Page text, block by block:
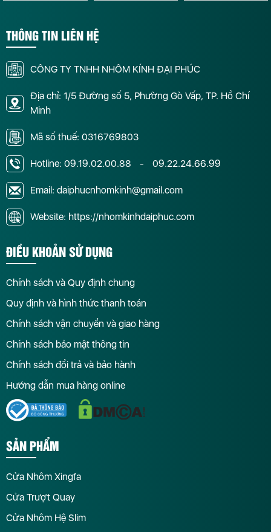
THÔNG TIN LIÊN HỆ
CÔNG TY TNHH NHÔM KÍNH ĐẠI PHÚC
Địa chỉ: 1/5 Đường số 5, Phường Gò Vấp, TP. Hồ Chí
Minh
Mã số thuế: 0316769803
Hotline: 09.19.02.00.88 - 09.22.24.66.99
Email: daiphucnhomkinh@gmail.com
Website: https://nhomkinhdaiphuc.com
ĐIỀU KHOẢN SỬ DỤNG
Chính sách và Quy định chung
Quy định và hình thức thanh toán
Chính sách vận chuyển và giao hàng
Chính sách bảo mật thông tin
Chính sách đổi trả và bảo hành
Hướng dẫn mua hàng online
SẢN PHẨM
Cửa Nhôm Xingfa
Cửa Trượt Quay
Cửa Nhôm Hệ Slim